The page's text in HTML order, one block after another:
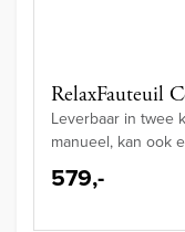
RelaxFauteuil
Leverbaar in twee
manueel, kan ook
579,-